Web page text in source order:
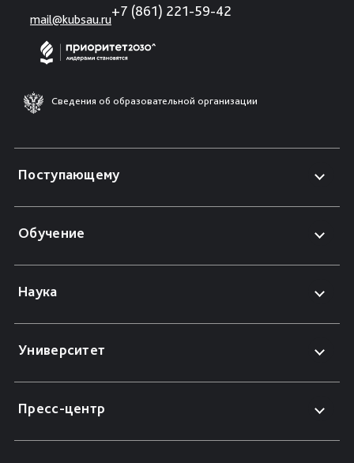
mail@kubsau.ru
+7 (861) 221-59-42
Сведения об образовательной организации
Поступающему
Обучение
Наука
Университет
Пресс-центр